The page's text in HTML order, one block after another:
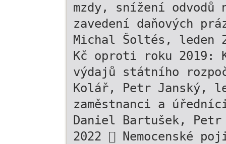
mzdy, snížení
zavedení daňových
Michal Šoltés, leden
Kč oproti roku 2019:
výdajů státního
Kolář, Petr Janský,
zaměstnanci a
Daniel Bartušek,
2022  Nemocenské